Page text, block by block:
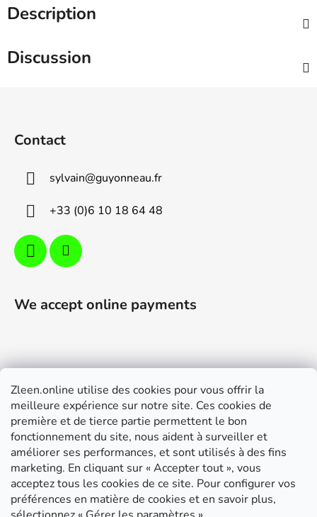
Zleen.online utilise des cookies pour vous offrir la
meilleure expérience sur notre site. Ces cookies de
première et de tierce partie permettent le bon
fonctionnement du site, nous aident à surveiller et
améliorer ses performances, et sont utilisés à des fins
marketing. En cliquant sur « Accepter tout », vous
acceptez tous les cookies de ce site. Pour configurer vos
préférences en matière de cookies et en savoir plus,
Description
Discussion
Contact
sylvain@guyonneau.fr
+33 (0)6 10 18 64 48
We accept online payments
Support
Modalités de livraison et paiement
Conditions générales de ventes
RGPD
Instructions de montage